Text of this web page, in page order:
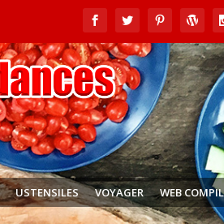
USTENSILES VOYAGER WEB